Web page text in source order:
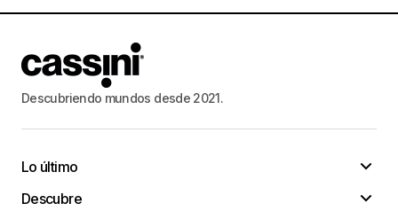
Descubriendo mundos desde 2021.
Lo último
Descubre